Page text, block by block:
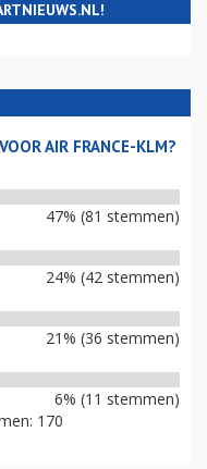
AIR FRANCE-KLM?
47% (81 stemmen)
24% (42 stemmen)
21% (36 stemmen)
6% (11 stemmen)
170